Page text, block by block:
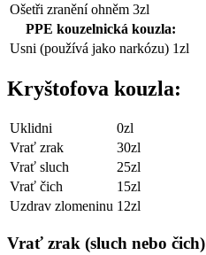
Ošetři zranění ohněm 3zl
PPE kouzelnická kouzla:
Usni (používá jako narkózu) 1zl
Kryštofova kouzla:
Uklidni
0zl
Vrať zrak
30zl
Vrať sluch
25zl
Vrať čich
15zl
Uzdrav zlomeninu 12zl
Vrať zrak (sluch nebo čich)